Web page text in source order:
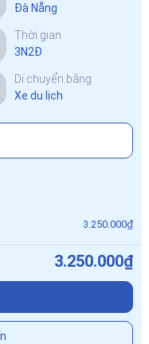
Đà Nẵng
Thời gian
3N2Đ
Di chuyển bằng
Xe du lịch
3.250.000₫
3.250.000₫